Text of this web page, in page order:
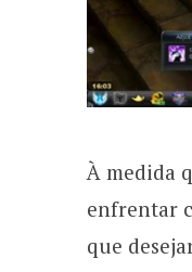
À medida
enfrentar
que